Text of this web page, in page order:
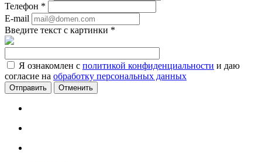
Телефон *
E-mail
Введите текст с картинки *
Я ознакомлен с политикой конфиденциальности и даю
согласие на обработку персональных данных
Отменить